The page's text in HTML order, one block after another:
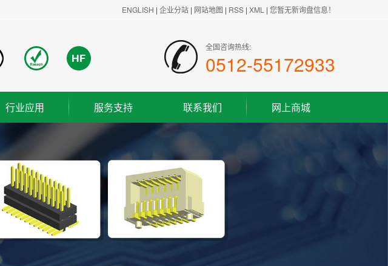
ENGLISH | 企业分站 | 网站地图 | RSS | XML | 您暂无新询盘信息！
全国咨询热线:
0512-55172933
行业应用
成功案例
服务支持
联系我们
联系方式
客户留言
网上商城